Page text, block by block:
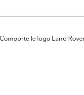
le logo Land